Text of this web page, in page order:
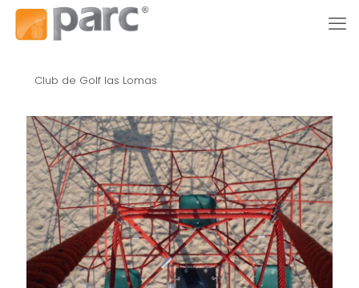
Club de Golf las Lomas